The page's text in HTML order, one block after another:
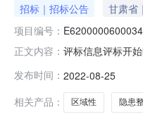
招标｜招标公告 甘肃省
项目编号：
正文内容： 评标信息评标开
发布时间： 2022-08-25
相关产品：
区域性 隐患